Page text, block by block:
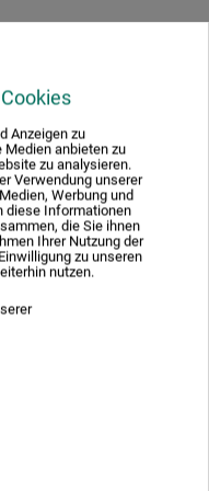
Anzeigen zu
anbieten zu
zu analysieren.
Verwendung unserer
Werbung und
diese Informationen
die Sie ihnen
Ihrer Nutzung der
zu unseren
nutzen.
des Herstellers zu